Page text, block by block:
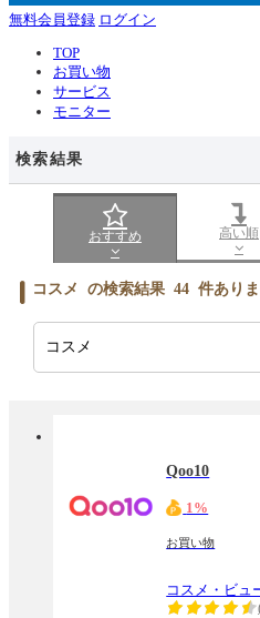
無料会員登録 ログイン
TOP
お買い物
サービス
モニター
検索結果
おすすめ 高い順
コスメ の検索結果 44 件あり
Qoo10
1%
お買い物
コスメ・ビュ